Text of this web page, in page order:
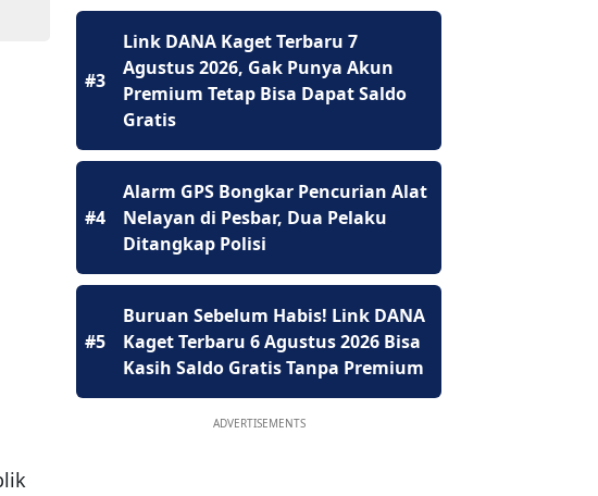
#3
Link DANA Kaget Terbaru 7
Agustus 2026, Gak Punya Akun
Premium Tetap Bisa Dapat Saldo
Gratis
#4
Alarm GPS Bongkar Pencurian Alat
Nelayan di Pesbar, Dua Pelaku
Ditangkap Polisi
#5
Buruan Sebelum Habis! Link DANA
Kaget Terbaru 6 Agustus 2026 Bisa
Kasih Saldo Gratis Tanpa Premium
ADVERTISEMENTS